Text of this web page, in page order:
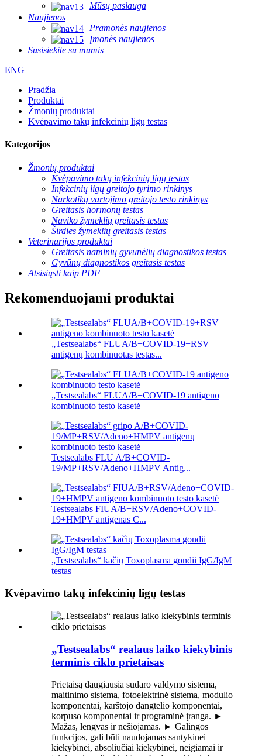
Mūsų paslauga
Naujienos
Pramonės naujienos
Įmonės naujienos
Susisiekite su mumis
ENG
Pradžia
Produktai
Žmonių produktai
Kvėpavimo takų infekcinių ligų testas
Kategorijos
Žmonių produktai
Kvėpavimo takų infekcinių ligų testas
Infekcinių ligų greitojo tyrimo rinkinys
Narkotikų vartojimo greitojo testo rinkinys
Greitasis hormonų testas
Naviko žymeklių greitasis testas
Širdies žymeklių greitasis testas
Veterinarijos produktai
Greitasis naminių gyvūnėlių diagnostikos testas
Gyvūnų diagnostikos greitasis testas
Atsisiųsti kaip PDF
Rekomenduojami produktai
„Testsealabs“ FLUA/B+COVID-19+RSV
antigenų kombinuotas testas...
„Testsealabs“ FLUA/B+COVID-19 antigeno
kombinuoto testo kasetė
Testsealabs FLU A/B+COVID-
19/MP+RSV/Adeno+HMPV Antig...
Testsealabs FIUA/B+RSV/Adeno+COVID-
19+HMPV antigenas C...
„Testsealabs“ kačių Toxoplasma gondii IgG/IgM
testas
Kvėpavimo takų infekcinių ligų testas
„Testsealabs“ realaus laiko kiekybinis
terminis ciklo prietaisas
Prietaisą daugiausia sudaro valdymo sistema,
maitinimo sistema, fotoelektrinė sistema, modulio
komponentai, karštojo dangtelio komponentai,
korpuso komponentai ir programinė įranga. ►
Mažas, lengvas ir nešiojamas. ► Galingos
funkcijos, gali būti naudojamas santykinei
kiekybinei, absoliučiai kiekybinei, neigiamai ir